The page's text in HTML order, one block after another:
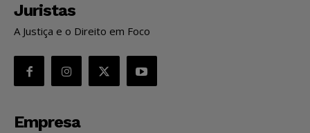
Juristas
A Justiça e o Direito em Foco
Empresa